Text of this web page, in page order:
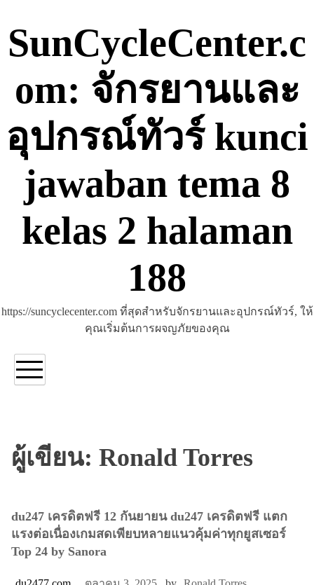
content
SunCycleCenter.c
om: จักรยานและ
อุปกรณ์ทัวร์ kunci
jawaban tema 8
kelas 2 halaman
188
https://suncyclecenter.com ที่สุดสำหรับจักรยานและอุปกรณ์ทัวร์, ให้
คุณเริ่มต้นการผจญภัยของคุณ
ผู้เขียน: Ronald Torres
du247 เครดิตฟรี 12 กันยายน du247 เครดิตฟรี แตก
แรงต่อเนื่องเกมสดเพียบหลายแนวคุ้มค่าทุกยูสเซอร์
Top 24 by Sanora